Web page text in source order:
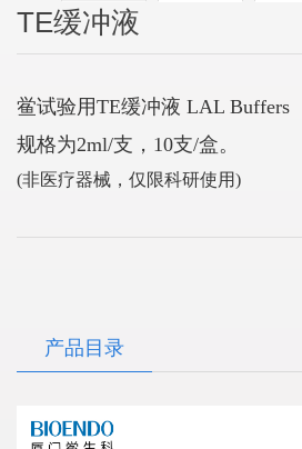
TE缓冲液
鲎试验用TE缓冲液 LAL Buffers
规格为2ml/支，10支/盒。
(非医疗器械，仅限科研使用)
产品目录